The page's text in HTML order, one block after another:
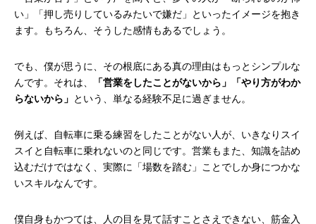
い」「押し売りしているみたいで嫌だ」といったイメージを抱き
ます。もちろん、そうした感情もあるでしょう。
でも、僕が思うに、その根底にある真の理由はもっとシンプルな
んです。それは、
「営業をしたことがないから」「やり方がわか
らないから」 という、単なる経験不足に過ぎません。
例えば、自転車に乗る練習をしたことがない人が、いきなりスイ
スイと自転車に乗れないのと同じです。営業もまた、知識を詰め
込むだけではなく、実際に「場数を踏む」ことでしか身につかな
いスキルなんです。
僕自身もかつては、人の目を見て話すことさえできない、筋金入